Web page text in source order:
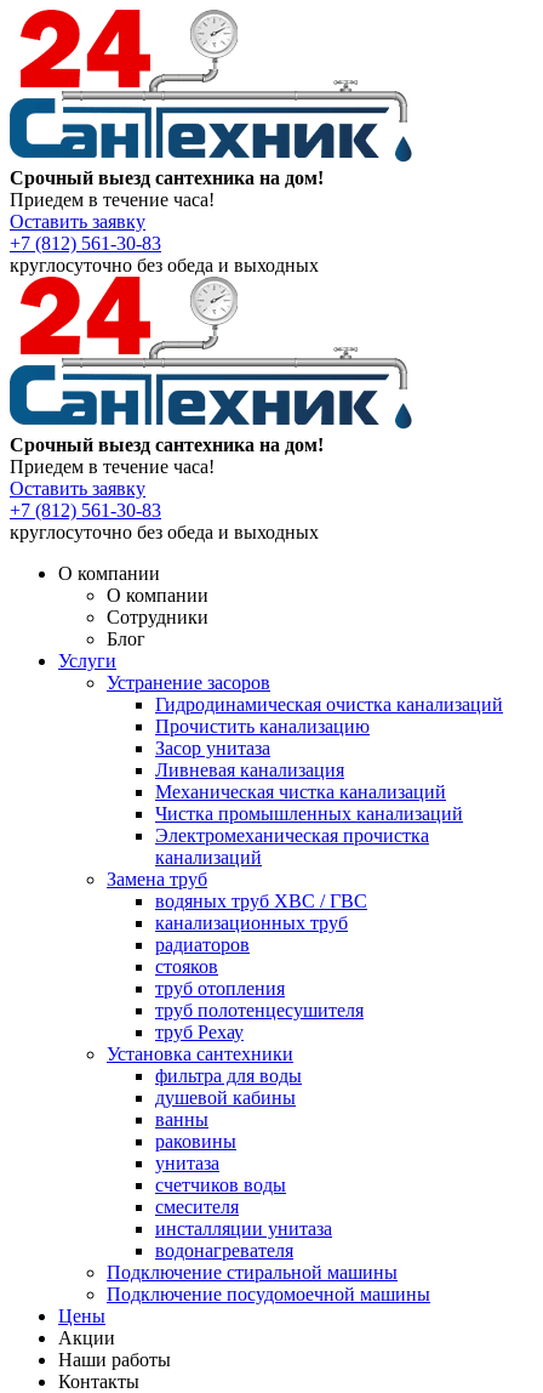
Срочный выезд сантехника на дом!
Приедем в течение часа!
Оставить заявку
+7 (812) 561-30-83
круглосуточно без обеда и выходных
Срочный выезд сантехника на дом!
Приедем в течение часа!
Оставить заявку
+7 (812) 561-30-83
круглосуточно без обеда и выходных
О компании
О компании
Сотрудники
Блог
Услуги
Устранение засоров
Гидродинамическая очистка канализаций
Прочистить канализацию
Засор унитаза
Ливневая канализация
Механическая чистка канализаций
Чистка промышленных канализаций
Электромеханическая прочистка
канализаций
Замена труб
водяных труб ХВС / ГВС
канализационных труб
радиаторов
стояков
труб отопления
труб полотенцесушителя
труб Рехау
Установка сантехники
фильтра для воды
душевой кабины
ванны
раковины
унитаза
счетчиков воды
смесителя
инсталляции унитаза
водонагревателя
Подключение стиральной машины
Подключение посудомоечной машины
Цены
Акции
Наши работы
Контакты